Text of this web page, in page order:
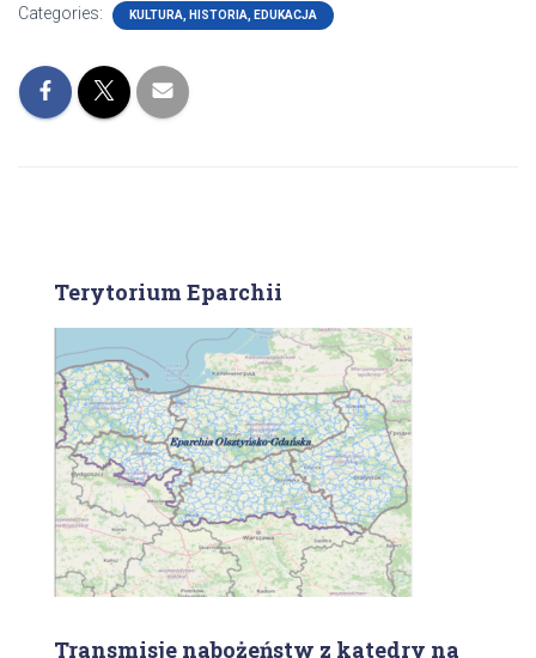
Categories: KULTURA, HISTORIA, EDUKACJA
Terytorium Eparchii
Transmisje nabożeństw z katedry na